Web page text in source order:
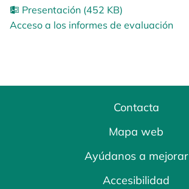
Presentación (452 KB)
Acceso a los informes de evaluación
Contacta
Mapa web
Ayúdanos a mejorar
Accesibilidad